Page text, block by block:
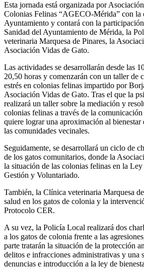
Esta jornada está organizada por
Colonias Felinas “AGECO-Mérida” con la
Ayuntamiento y contará con la
Sanidad del Ayuntamiento de Mérida, la
veterinaria Marquesa de Pinares, la
Asociación Vidas de Gato.
Las actividades se desarrollarán desde las
20,50 horas y comenzarán con un taller de
estrés en colonias felinas impartido por
Asociación Vidas de Gato. Tras el que la
realizará un taller sobre la mediación y
colonias felinas a través de la
quiere lograr una aproximación al bienestar
las comunidades vecinales.
Seguidamente, se desarrollará un ciclo de
de los gatos comunitarios, donde la
la situación de las colonias felinas en la
Gestión y Voluntariado.
También, la Clínica veterinaria Marquesa
salud en los gatos de colonia y la
Protocolo CER.
A su vez, la Policía Local realizará dos
a los gatos de colonia frente a las
parte tratarán la situación de la protección
delitos e infracciones administrativas y una
denuncias e introducción a la ley de